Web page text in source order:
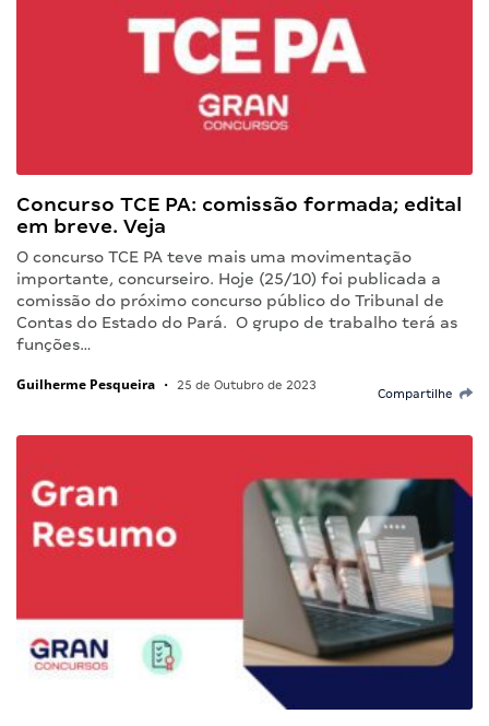
Concurso TCE PA: comissão formada; edital
em breve. Veja
O concurso TCE PA teve mais uma movimentação
importante, concurseiro. Hoje (25/10) foi publicada a
comissão do próximo concurso público do Tribunal de
Contas do Estado do Pará. O grupo de trabalho terá as
funções…
Guilherme Pesqueira • 25 de Outubro de 2023
Compartilhe